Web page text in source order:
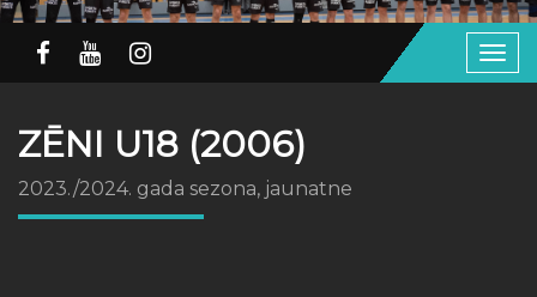
ZĒNI U18 (2006)
2023./2024. gada sezona, jaunatne